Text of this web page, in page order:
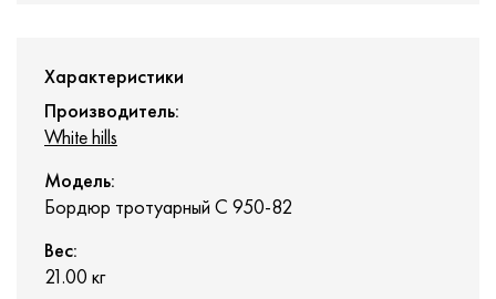
Характеристики
Производитель:
White hills
Модель:
Бордюр тротуарный С 950-82
Вес:
21.00 кг